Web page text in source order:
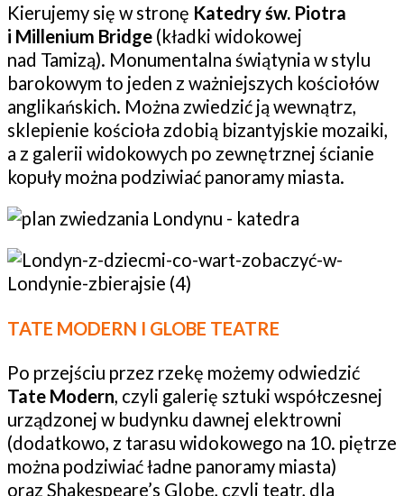
Kierujemy się w stronę Katedry św. Piotra
i Millenium Bridge (kładki widokowej
nad Tamizą). Monumentalna świątynia w stylu
barokowym to jeden z ważniejszych kościołów
anglikańskich. Można zwiedzić ją wewnątrz,
sklepienie kościoła zdobią bizantyjskie mozaiki,
a z galerii widokowych po zewnętrznej ścianie
kopuły można podziwiać panoramy miasta.
TATE MODERN I GLOBE TEATRE
Po przejściu przez rzekę możemy odwiedzić
Tate Modern, czyli galerię sztuki współczesnej
urządzonej w budynku dawnej elektrowni
(dodatkowo, z tarasu widokowego na 10. piętrze
można podziwiać ładne panoramy miasta)
oraz Shakespeare’s Globe, czyli teatr, dla